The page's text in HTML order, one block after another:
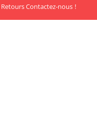
Contactez-nous !